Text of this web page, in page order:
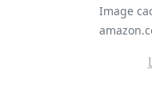
Image